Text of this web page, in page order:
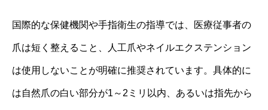
国際的な保健機関や手指衛生の指導では、医療従事者の
爪は短く整えること、人工爪やネイルエクステンション
は使用しないことが明確に推奨されています。具体的に
は自然爪の白い部分が1～2ミリ以内、あるいは指先から